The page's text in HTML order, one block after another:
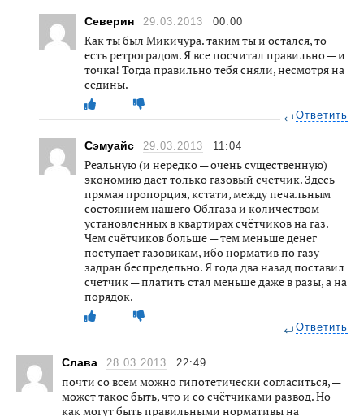
Северин 29.03.2013 00:00
Как ты был Микичура. таким ты и остался, то
есть ретроградом. Я все посчитал правильно — и
точка! Тогда правильно тебя сняли, несмотря на
седины.
Ответить
Сэмуайс 29.03.2013 11:04
Реальную (и нередко — очень существенную)
экономию даёт только газовый счётчик. Здесь
прямая пропорция, кстати, между печальным
состоянием нашего Облгаза и количеством
установленных в квартирах счётчиков на газ.
Чем счётчиков больше — тем меньше денег
поступает газовикам, ибо норматив по газу
задран беспредельно. Я года два назад поставил
счетчик — платить стал меньше даже в разы, а на
порядок.
Ответить
Слава 28.03.2013 22:49
почти со всем можно гипотетически согласиться, —
может такое быть, что и со счётчиками развод. Но
как могут быть правильными нормативы на